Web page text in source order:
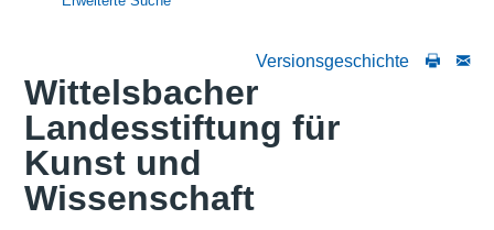
Versionsgeschichte
Wittelsbacher
Landesstiftung für
Kunst und
Wissenschaft